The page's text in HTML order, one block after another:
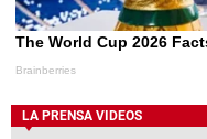
LA PRENSA VIDEOS